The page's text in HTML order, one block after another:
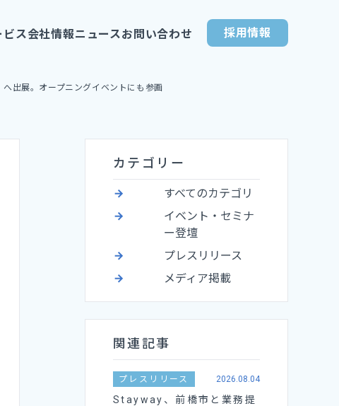
ビス会社情報ニュースお問い合わせ 採用情報
出展。オープニングイベントにも参画
カテゴリー
すべてのカテゴリ
イベント・セミナ
ー登壇
プレスリリース
メディア掲載
関連記事
プレスリリース 2026.08.04
Stayway、前橋市と業務提